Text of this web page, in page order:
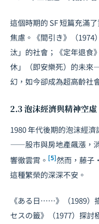
這個時期的 SF 短篇充滿
焦慮。《間引き》（1974
汰」的社會；《定年退食
休」（即安樂死）的未
幻，如今卻成為超高齡社
2.3 泡沫經濟與精神空虛
1980 年代後期的泡沫經
——股市與房地產飆漲，
響徹雲霄。 [5]然而，藤子
這種繁榮的深深不安。
《ある日……》（1989）
セスの籤》（1977）探